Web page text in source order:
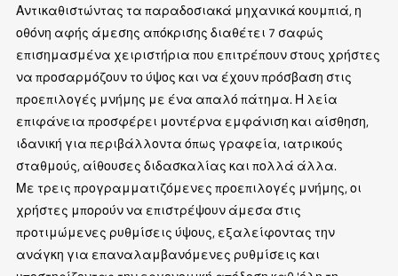
Αντικαθιστώντας τα παραδοσιακά μηχανικά κουμπιά, η
οθόνη αφής άμεσης απόκρισης διαθέτει 7 σαφώς
επισημασμένα χειριστήρια που επιτρέπουν στους χρήστες
να προσαρμόζουν το ύψος και να έχουν πρόσβαση στις
προεπιλογές μνήμης με ένα απαλό πάτημα. Η λεία
επιφάνεια προσφέρει μοντέρνα εμφάνιση και αίσθηση,
ιδανική για περιβάλλοντα όπως γραφεία, ιατρικούς
σταθμούς, αίθουσες διδασκαλίας και πολλά άλλα.
Με τρεις προγραμματιζόμενες προεπιλογές μνήμης, οι
χρήστες μπορούν να επιστρέψουν άμεσα στις
προτιμώμενες ρυθμίσεις ύψους, εξαλείφοντας την
ανάγκη για επαναλαμβανόμενες ρυθμίσεις και